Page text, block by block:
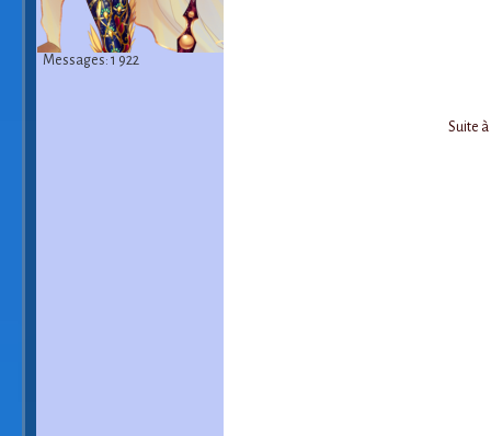
Messages: 1 922
Suite